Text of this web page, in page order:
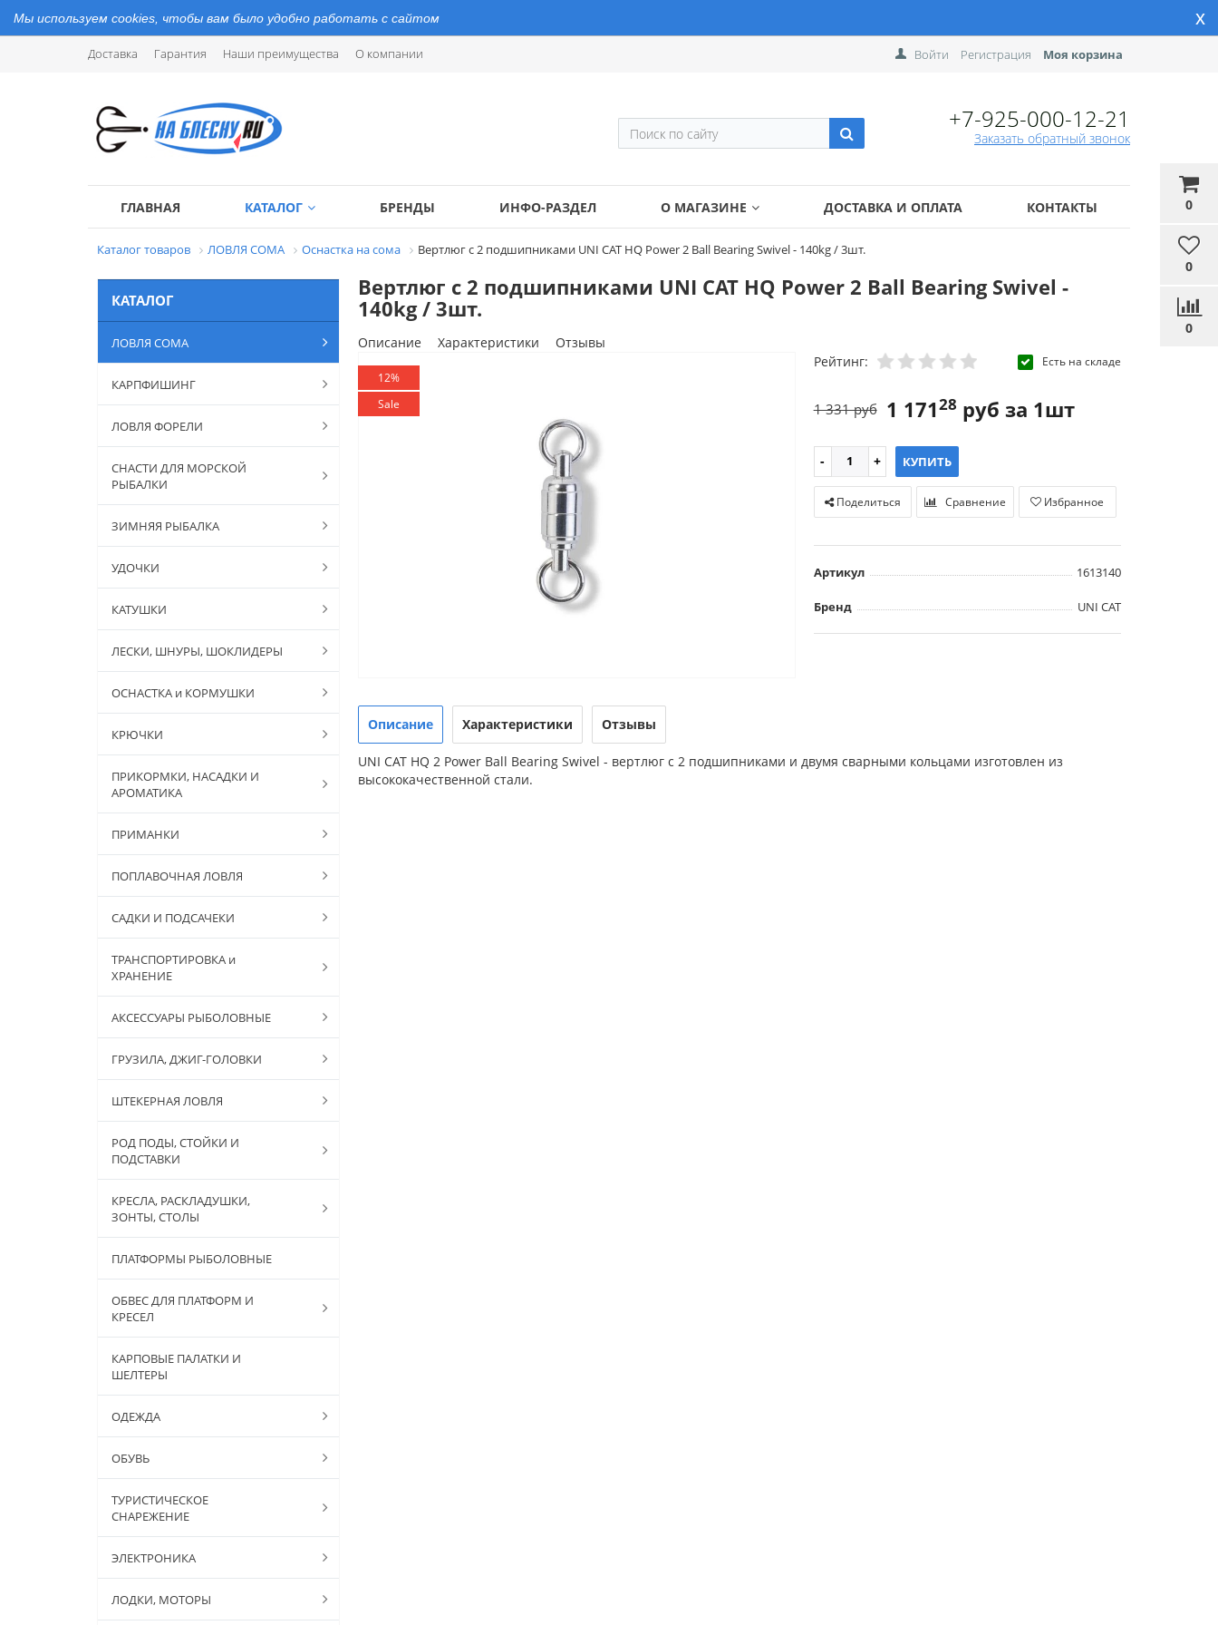
Мы используем cookies, чтобы вам было удобно работать с сайтом x
Доставка Гарантия Наши преимущества О компании
0
0
0
Войти Регистрация Моя корзина
+7-925-000-12-21
Заказать обратный звонок
ГЛАВНАЯ КАТАЛОГ БРЕНДЫ ИНФО-РАЗДЕЛ О МАГАЗИНЕ ДОСТАВКА И ОПЛАТА КОНТАКТЫ
Каталог товаров ЛОВЛЯ СОМА Оснастка на сома Вертлюг с 2 подшипниками UNI CAT HQ Power 2 Ball Bearing Swivel - 140kg / 3шт.
КАТАЛОГ
ЛОВЛЯ СОМА
КАРПФИШИНГ
ЛОВЛЯ ФОРЕЛИ
СНАСТИ ДЛЯ МОРСКОЙ
РЫБАЛКИ
ЗИМНЯЯ РЫБАЛКА
УДОЧКИ
КАТУШКИ
ЛЕСКИ, ШНУРЫ, ШОКЛИДЕРЫ
ОСНАСТКА и КОРМУШКИ
КРЮЧКИ
ПРИКОРМКИ, НАСАДКИ И
АРОМАТИКА
ПРИМАНКИ
ПОПЛАВОЧНАЯ ЛОВЛЯ
САДКИ И ПОДСАЧЕКИ
ТРАНСПОРТИРОВКА и
ХРАНЕНИЕ
АКСЕССУАРЫ РЫБОЛОВНЫЕ
ГРУЗИЛА, ДЖИГ-ГОЛОВКИ
ШТЕКЕРНАЯ ЛОВЛЯ
РОД ПОДЫ, СТОЙКИ И
ПОДСТАВКИ
КРЕСЛА, РАСКЛАДУШКИ,
ЗОНТЫ, СТОЛЫ
ПЛАТФОРМЫ РЫБОЛОВНЫЕ
ОБВЕС ДЛЯ ПЛАТФОРМ И
КРЕСЕЛ
КАРПОВЫЕ ПАЛАТКИ И
ШЕЛТЕРЫ
ОДЕЖДА
ОБУВЬ
ТУРИСТИЧЕСКОЕ
СНАРЕЖЕНИЕ
ЭЛЕКТРОНИКА
ЛОДКИ, МОТОРЫ
Вертлюг с 2 подшипниками UNI CAT HQ Power 2 Ball Bearing Swivel -
140kg / 3шт.
Описание Характеристики Отзывы
12%
Sale
Рейтинг: Есть на складе
1 17128 руб за 1шт
1 331 руб
КУПИТЬ
Поделиться Сравнение Избранное
Артикул 1613140
Бренд UNI CAT
Описание Характеристики Отзывы
UNI CAT HQ 2 Power Ball Bearing Swivel - вертлюг с 2 подшипниками и двумя сварными кольцами изготовлен из
высококачественной стали.